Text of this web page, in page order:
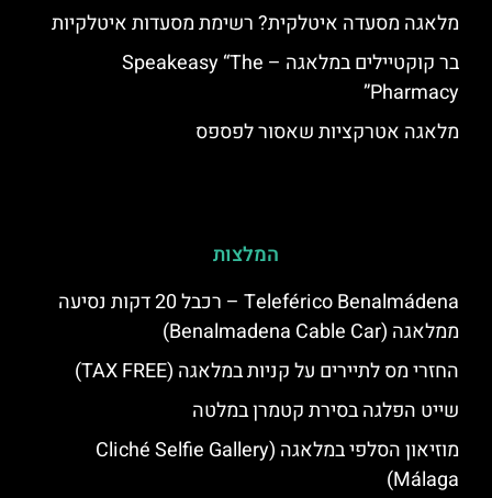
מלאגה מסעדה איטלקית? רשימת מסעדות איטלקיות
בר קוקטיילים במלאגה – Speakeasy “The
Pharmacy”
מלאגה אטרקציות שאסור לפספס
המלצות
Teleférico Benalmádena – רכבל 20 דקות נסיעה
ממלאגה (Benalmadena Cable Car)
החזרי מס לתיירים על קניות במלאגה (TAX FREE)
שייט הפלגה בסירת קטמרן במלטה
מוזיאון הסלפי במלאגה (Cliché Selfie Gallery
Málaga)